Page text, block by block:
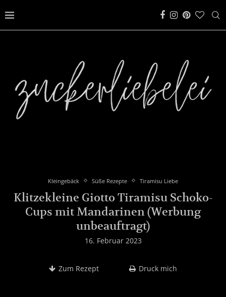
Kleingebäck Süße Rezepte Tiramisu Liebe
Klitzekleine Giotto Tiramisu Schoko-
Cups mit Mandarinen (Werbung
unbeauftragt)
16. Februar 2023
Zum Rezept Druck mich